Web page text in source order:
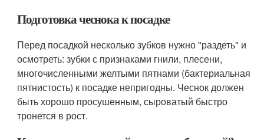
Подготовка чеснока к посадке
Перед посадкой несколько зубков нужно "раздеть" и
осмотреть: зубки с признаками гнили, плесени,
многочисленными желтыми пятнами (бактериальная
пятнистость) к посадке непригодны. Чеснок должен
быть хорошо просушенным, сыроватый быстро
тронется в рост.